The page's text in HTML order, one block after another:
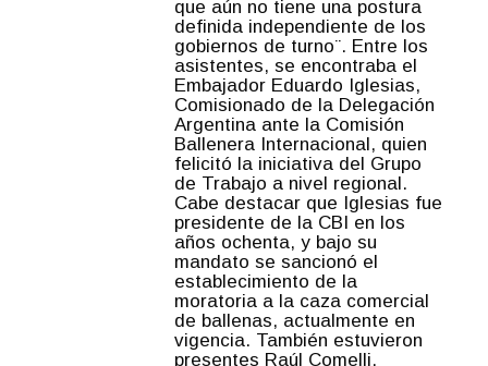
que aún no tiene una postura
definida independiente de los
gobiernos de turno¨. Entre los
asistentes, se encontraba el
Embajador Eduardo Iglesias,
Comisionado de la Delegación
Argentina ante la Comisión
Ballenera Internacional, quien
felicitó la iniciativa del Grupo
de Trabajo a nivel regional.
Cabe destacar que Iglesias fue
presidente de la CBI en los
años ochenta, y bajo su
mandato se sancionó el
establecimiento de la
moratoria a la caza comercial
de ballenas, actualmente en
vigencia. También estuvieron
presentes Raúl Comelli,